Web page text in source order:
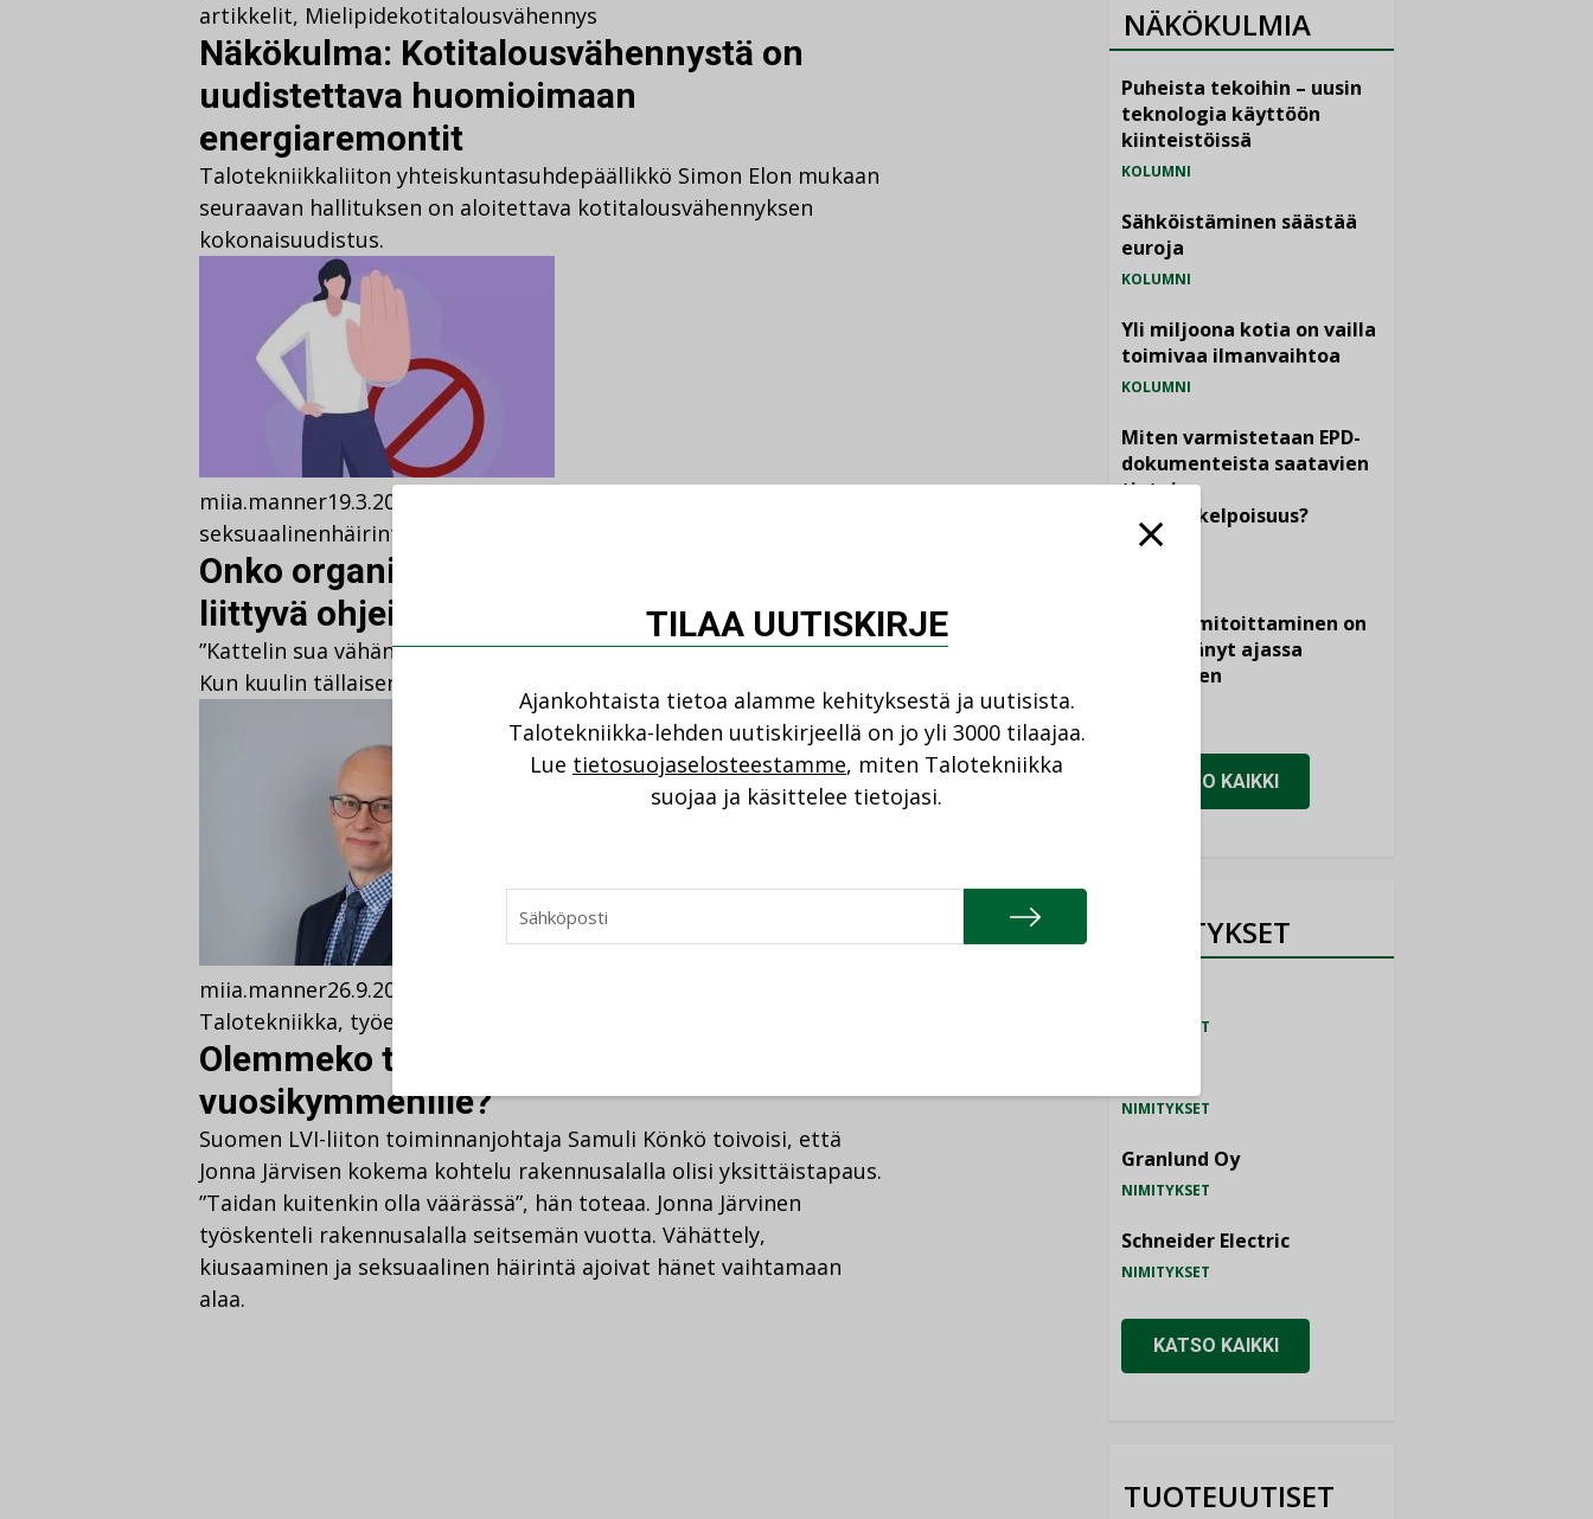
artikkelit, Mielipidekotitalousvähennys
Näkökulma: Kotitalousvähennystä on
uudistettava huomioimaan
energiaremontit
Talotekniikkaliiton yhteiskuntasuhdepäällikkö Simon Elon mukaan
seuraavan hallituksen on aloitettava kotitalousvähennyksen
kokonaisuudistus.
miia.manner19.3.2026
seksuaalinenhäirintä
Onko organisaatiossanne häirintään
liittyvä ohjeistus kunnossa?
”Kattelin sua vähän aikaisemmin ja kelasin, et oot kyl aika pantava”.
Kun kuulin tällaisen kommentin…
miia.manner26.9.2024
Talotekniikka, työelämä
Olemmeko taantuneet takaisin pimeille
vuosikymmenille?
Suomen LVI-liiton toiminnanjohtaja Samuli Könkö toivoisi, että
Jonna Järvisen kokema kohtelu rakennusalalla olisi yksittäistapaus.
”Taidan kuitenkin olla väärässä”, hän toteaa. Jonna Järvinen
työskenteli rakennusalalla seitsemän vuotta. Vähättely,
kiusaaminen ja seksuaalinen häirintä ajoivat hänet vaihtamaan
alaa.
NÄKÖKULMIA
Puheista tekoihin – uusin
teknologia käyttöön
kiinteistöissä
KOLUMNI
Sähköistäminen säästää
euroja
KOLUMNI
Yli miljoona kotia on vailla
toimivaa ilmanvaihtoa
KOLUMNI
Miten varmistetaan EPD-
dokumenteista saatavien
tietojen
vertailukelpoisuus?
KOLUMNI
viemärimitoittaminen on
jämähtänyt ajassa
paikalleen
KATSO KAIKKI
NIMITYKSET
NIMITYKSET
NIMITYKSET
Granlund Oy
NIMITYKSET
Schneider Electric
NIMITYKSET
KATSO KAIKKI
TUOTEUUTISET
TILAA UUTISKIRJE
Ajankohtaista tietoa alamme kehityksestä ja uutisista.
Talotekniikka-lehden uutiskirjeellä on jo yli 3000 tilaajaa.
Lue tietosuojaselosteestamme, miten Talotekniikka
suojaa ja käsittelee tietojasi.